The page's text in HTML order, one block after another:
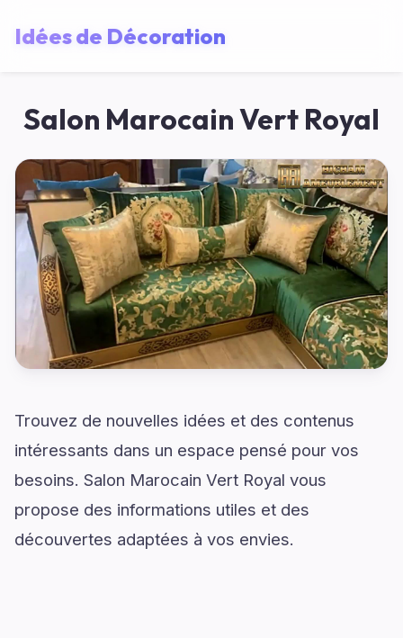
Idées de Décoration
Salon Marocain Vert Royal
Trouvez de nouvelles idées et des contenus
intéressants dans un espace pensé pour vos
besoins. Salon Marocain Vert Royal vous
propose des informations utiles et des
découvertes adaptées à vos envies.